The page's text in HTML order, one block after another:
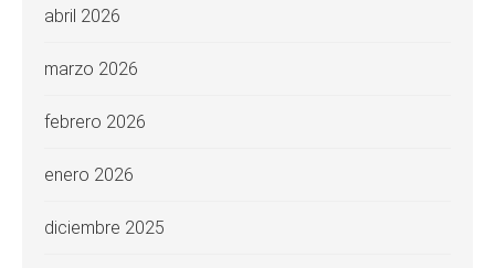
abril 2026
marzo 2026
febrero 2026
enero 2026
diciembre 2025